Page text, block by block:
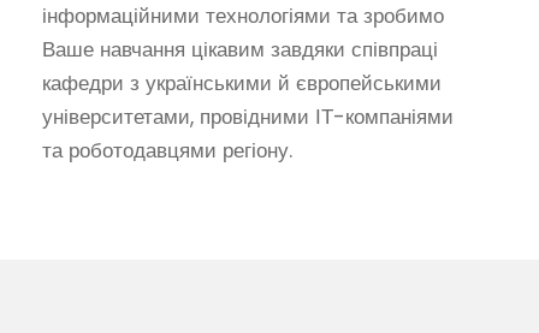
інформаційними технологіями та зробимо
Ваше навчання цікавим завдяки співпраці
кафедри з українськими й європейськими
університетами, провідними ІТ-компаніями
та роботодавцями регіону.